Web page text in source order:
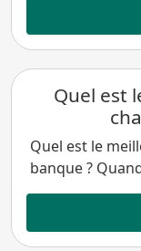
Quel est
Quel est le
banque ?